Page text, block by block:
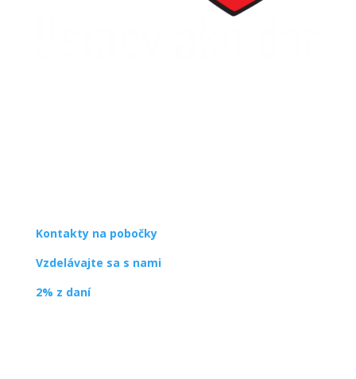
Kontakty na pobočky
Vzdelávajte sa s nami
2% z daní